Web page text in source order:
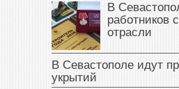
В
работников
отрасли
В Севастополе идут
укрытий